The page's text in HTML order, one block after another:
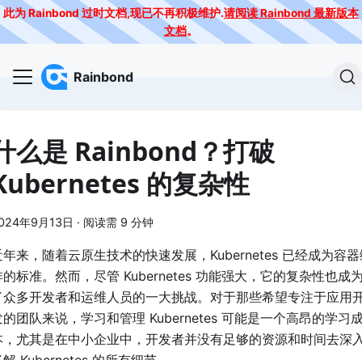
此为 Rainbond 过时文档,现已不再积极维护.请阅读 Rainbond 最新版本
文档。
Rainbond
么是 Rainbond？打破
的复杂性
年9月13日 · 阅读需 9 分钟
年来，随着云原生技术的快速发展，Kubernetes 已经成为容器
的标准。然而，尽管 Kubernetes 功能强大，它的复杂性也成
众多开发者和运维人员的一大挑战。对于那些希望专注于应用
的团队来说，学习和管理 Kubernetes 可能是一个高昂的学习
，尤其是在中小企业中，开发者并没有足够的资源和时间去深